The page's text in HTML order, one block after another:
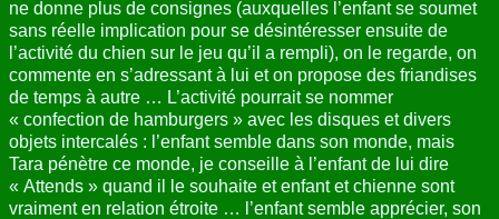
ne donne plus de consignes (auxquelles l’enfant se soumet
sans réelle implication pour se désintéresser ensuite de
l’activité du chien sur le jeu qu’il a rempli), on le regarde, on
commente en s’adressant à lui et on propose des friandises
de temps à autre … L’activité pourrait se nommer
« confection de hamburgers » avec les disques et divers
objets intercalés : l’enfant semble dans son monde, mais
Tara pénètre ce monde, je conseille à l’enfant de lui dire
« Attends » quand il le souhaite et enfant et chienne sont
vraiment en relation étroite … l’enfant semble apprécier, son